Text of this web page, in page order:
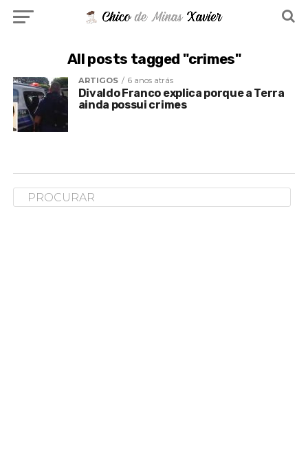
All posts tagged "crimes"
ARTIGOS 6 anos atrás
Divaldo Franco explica porque a Terra
ainda possui crimes